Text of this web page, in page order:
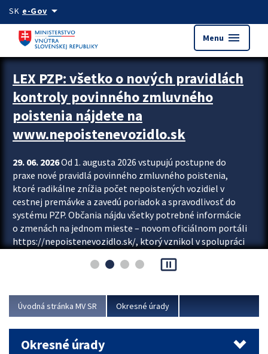
Preskocit na hlavný obsah
SK e-Govarrow_drop_down
Menu menu
Zastavit automatický posun upútavok
LEX PZP: všetko o nových pravidlách
kontroly povinného zmluvného
poistenia nájdete na
www.nepoistenevozidlo.sk
29. 06. 2026Od 1. augusta 2026 vstupujú postupne do
praxe nové pravidlá povinného zmluvného poistenia,
ktoré radikálne znížia počet nepoistených vozidiel v
cestnej premávke a zavedú poriadok a spravodlivosť do
systému PZP. Občania nájdu všetky potrebné informácie
o zmenách na jednom mieste – novom oficiálnom portáli
https://nepoistenevozidlo.sk/, ktorý vznikol v spolupráci
asociácie poisťovní (SLASPO) a Ministerstva vnútra SR.
Viac
pause_presentation
Úvodná stránka MV SR Okresné úrady
Okresné úrady